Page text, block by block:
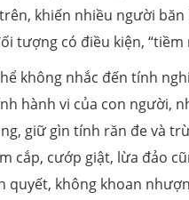
khiến nhiều người
tượng có điều kiện,
không nhắc đến tính
hành vi của con người,
giữ gìn tính răn đe và
cắp, cướp giật, lừa đảo
quyết, không khoan